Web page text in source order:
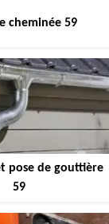
cheminée 59
pose de gouttière
59